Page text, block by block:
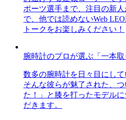
ポーツ選手まで、注目の新
で、他では読めないWeb
トークをお楽しみください！
腕時計のプロが選ぶ「一本取
数多の腕時計を日々目にして
そんな彼らが魅了された、
た！」と膝を打ったモデル
だきます。